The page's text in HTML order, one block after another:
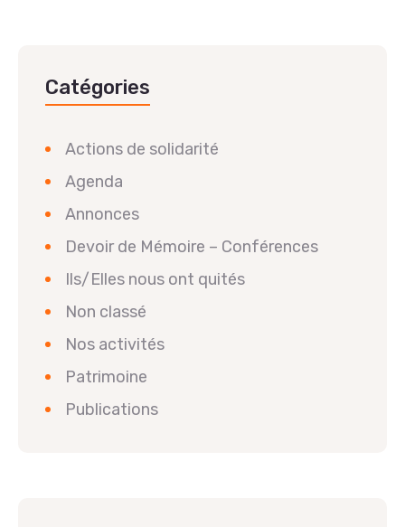
Catégories
Actions de solidarité
Agenda
Annonces
Devoir de Mémoire – Conférences
Ils/Elles nous ont quités
Non classé
Nos activités
Patrimoine
Publications